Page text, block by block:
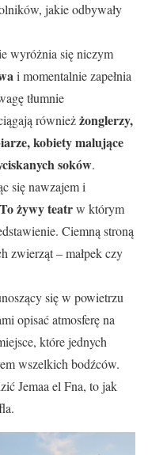
jakie odbywały
wyróżnia się niczym
i momentalnie zapełnia
tłumnie
równieżżonglerzy,
kobiety malujące
soków.
się nawzajem i
To żywy teatrw którym
Ciemną stroną
zwierząt – małpek czy
się w powietrzu
opisać atmosferę na
które jednych
wszelkich bodźców.
Jemaa el Fna, to jak